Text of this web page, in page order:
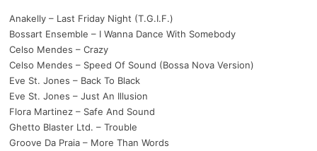
Anakelly – Last Friday Night (T.G.I.F.)
Bossart Ensemble – I Wanna Dance With Somebody
Celso Mendes – Crazy
Celso Mendes – Speed Of Sound (Bossa Nova Version)
Eve St. Jones – Back To Black
Eve St. Jones – Just An Illusion
Flora Martinez – Safe And Sound
Ghetto Blaster Ltd. – Trouble
Groove Da Praia – More Than Words